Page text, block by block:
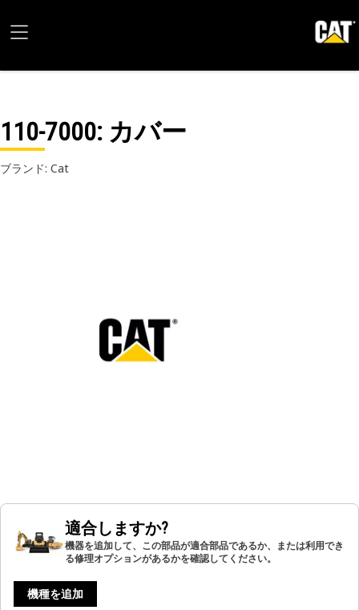
110-7000: カバー
ブランド: Cat
適合しますか?
機器を追加して、この部品が適合部品であるか、または利用でき
る修理オプションがあるかを確認してください。
機種を追加